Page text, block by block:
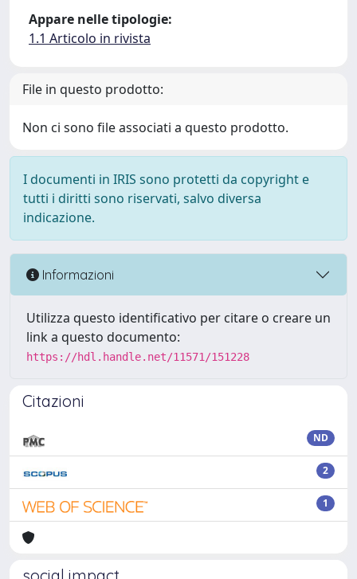
Appare nelle tipologie:
1.1 Articolo in rivista
File in questo prodotto:
Non ci sono file associati a questo prodotto.
I documenti in IRIS sono protetti da copyright e
tutti i diritti sono riservati, salvo diversa
indicazione.
Informazioni
Utilizza questo identificativo per citare o creare un
link a questo documento:
https://hdl.handle.net/11571/151228
Citazioni
ND
2
1